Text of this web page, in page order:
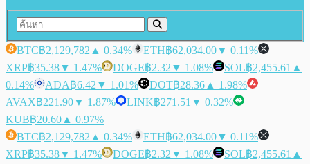
BTC฿2,129,782 ▲ 0.34% ETH฿62,034.00▼ 0.11%
XRP฿35.38▼ 1.47% DOGE฿2.32 ▼ 1.08% SOL฿2,455.61 ▲
0.14%
ADA฿6.42 ▼ 1.01% DOT฿28.36 ▲ 1.98%
AVAX฿221.90▼ 1.87% LINK฿271.51 ▼ 0.32%
KUB฿20.60 ▲ 0.97%
BTC฿2,129,782 ▲ 0.34% ETH฿62,034.00▼ 0.11%
XRP฿35.38▼ 1.47% DOGE฿2.32 ▼ 1.08% SOL฿2,455.61 ▲